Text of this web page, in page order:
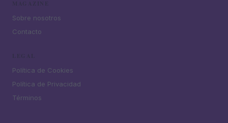
Sobre nosotros
Contacto
Política de Cookies
Política de Privacidad
Términos